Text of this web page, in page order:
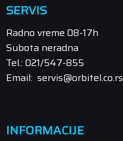
SERVIS
Radno vreme 08-17h
Subota neradna
Tel.: 021/547-855
Email: servis@orbitel.co.rs
INFORMACIJE